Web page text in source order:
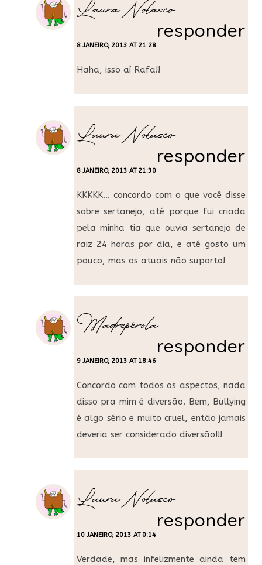
Laura Nolasco
8 JANEIRO, 2013 AT 21:28
responder
Haha, isso aí Rafa!!
Laura Nolasco
8 JANEIRO, 2013 AT 21:30
responder
KKKKK… concordo com o que você disse
sobre sertanejo, até porque fui criada
pela minha tia que ouvia sertanejo de
raiz 24 horas por dia, e até gosto um
pouco, mas os atuais não suporto!
Madrepérola
9 JANEIRO, 2013 AT 18:46
responder
Concordo com todos os aspectos, nada
disso pra mim é diversão. Bem, Bullying
é algo sério e muito cruel, então jamais
deveria ser considerado diversão!!!
Laura Nolasco
10 JANEIRO, 2013 AT 0:14
responder
Verdade, mas infelizmente ainda tem